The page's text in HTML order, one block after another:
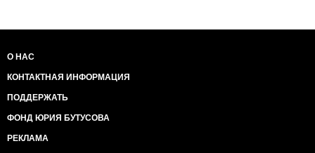
О НАС
КОНТАКТНАЯ ИНФОРМАЦИЯ
ПОДДЕРЖАТЬ
ФОНД ЮРИЯ БУТУСОВА
РЕКЛАМА